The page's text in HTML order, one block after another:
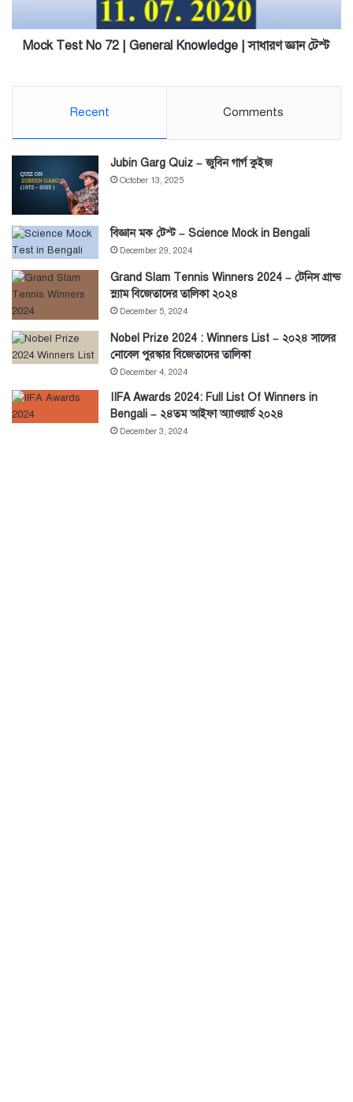
সাধারণ
জ্ঞানMock Test No 72 | General Knowledge | সাধারণ জ্ঞান টেস্ট
Recent Comments
Jubin Garg Quiz – জুবিন গার্গ কুইজ
October 13, 2025
বিজ্ঞান মক টেস্ট – Science Mock in Bengali
December 29, 2024
Grand Slam Tennis Winners 2024 – টেনিস গ্রান্ড
স্ল্যাম বিজেতাদের তালিকা ২০২৪
December 5, 2024
Nobel Prize 2024 : Winners List – ২০২৪ সালের
নোবেল পুরস্কার বিজেতাদের তালিকা
December 4, 2024
IIFA Awards 2024: Full List Of Winners in
Bengali – ২৪তম আইফা অ্যাওয়ার্ড ২০২৪
December 3, 2024